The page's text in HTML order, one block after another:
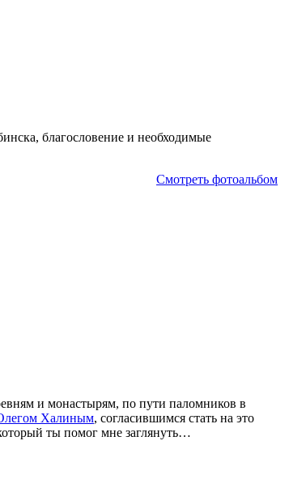
благословение и необходимые
Смотреть фотоальбом
и монастырям, по пути паломников в
Халиным, согласившимся стать на это
ты помог мне заглянуть…